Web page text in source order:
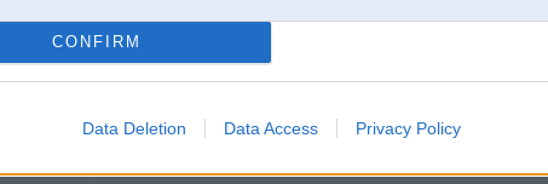
CONFIRM
Data Deletion Data Access Privacy Policy